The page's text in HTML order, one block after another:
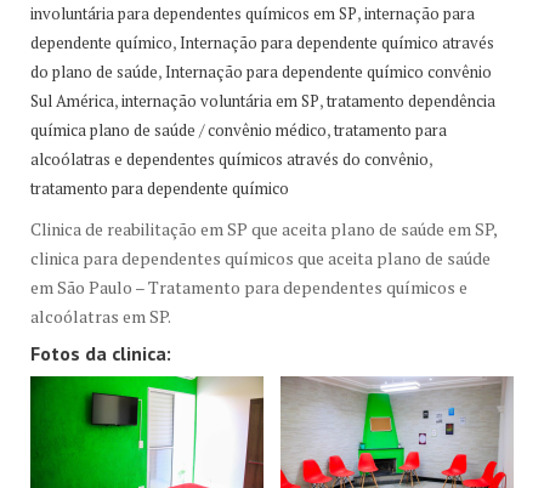
involuntária para dependentes químicos em SP,internação para
dependente químico, Internação para dependente químico através
do plano de saúde, Internação para dependente químico convênio
Sul América,internação voluntária em SP,tratamento dependência
química plano de saúde / convênio médico,tratamento para
alcoólatras e dependentes químicos através do convênio,
tratamento para dependente químico
Clinica de reabilitação em SP que aceita plano de saúde em SP,
clinica para dependentes químicos que aceita plano de saúde
em São Paulo – Tratamento para dependentes químicos e
alcoólatras em SP.
Fotos da clinica: